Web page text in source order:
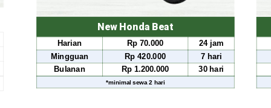
Rp 420.000
Rp 1.200.000
Mingguan
Bulanan